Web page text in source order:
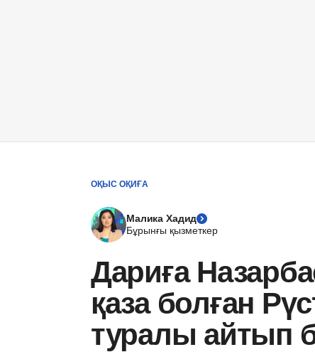
ОҚЫС ОҚИҒА
Малика Хадид
Бұрынғы қызметкер
Дариға
қаза болған
туралы айтып